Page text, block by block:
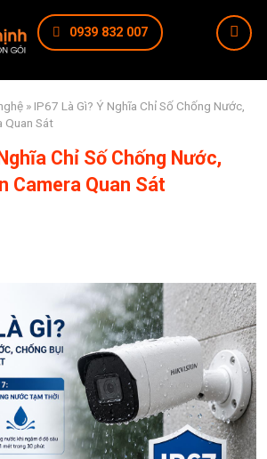
0939 832 007
» IP67 Là Gì? Ý Nghĩa Chỉ Số Chống Nước,
Quan Sát
Chỉ Số Chống Nước,
Camera Quan Sát